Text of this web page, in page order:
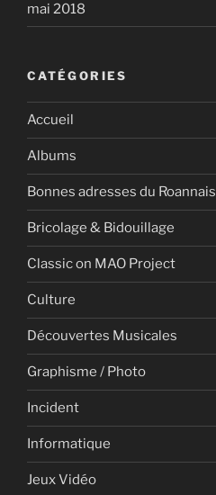
mai 2018
CATÉGORIES
Accueil
Albums
Bonnes adresses du Roannais
Bricolage & Bidouillage
Classic on MAO Project
Culture
Découvertes Musicales
Graphisme / Photo
Incident
Informatique
Jeux Vidéo